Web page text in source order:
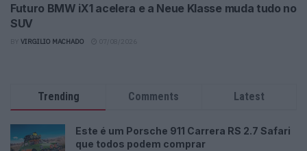
Futuro BMW iX1 acelera e a Neue Klasse muda tudo no
SUV
VIRGILIO MACHADO
Trending Comments Latest
Este é um Porsche 911 Carrera RS 2.7 Safari
que todos podem comprar